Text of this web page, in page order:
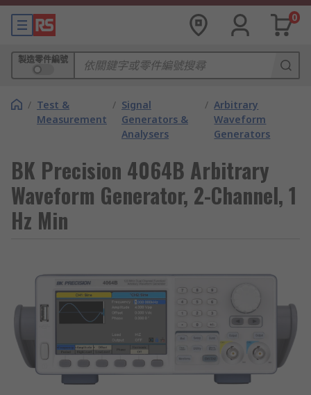
0
製造零件編號
/ Test &
Measurement
/ Signal
Generators &
Analysers
/ Arbitrary
Waveform
Generators
BK Precision 4064B Arbitrary
Waveform Generator, 2-Channel, 1
Hz Min